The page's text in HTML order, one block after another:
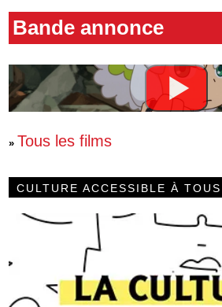
Bande annonce
» Tous les films
CULTURE ACCESSIBLE À TOUS